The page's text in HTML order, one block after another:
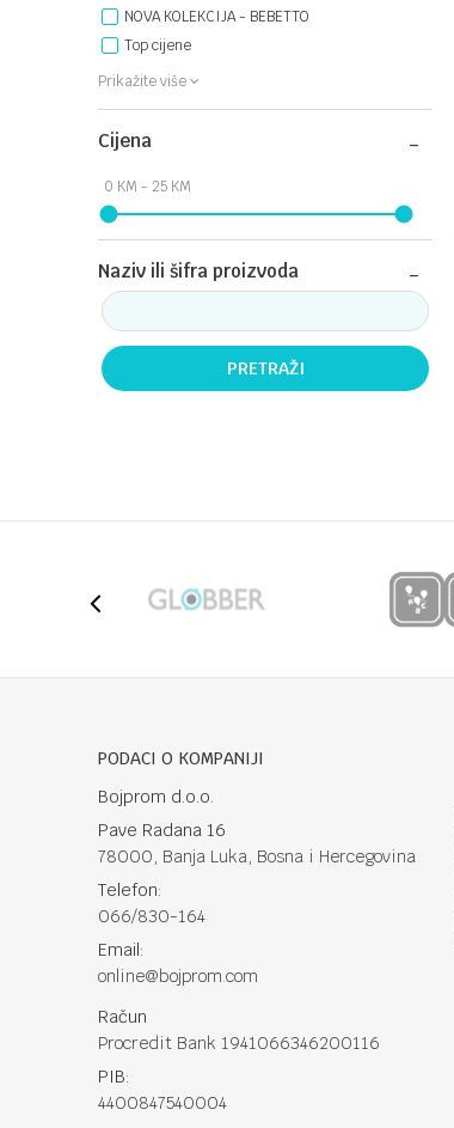
NOVA KOLEKCIJA - BEBETTO
Top cijene
Prikažite više
Cijena
Naziv ili šifra proizvoda
PRETRAŽI
PODACI O KOMPANIJI
Bojprom d.o.o.
Pave Radana 16
78000, Banja Luka, Bosna i Hercegovina
Telefon:
066/830-164
Email:
online@bojprom.com
Račun
Procredit Bank 1941066346200116
PIB:
4400847540004